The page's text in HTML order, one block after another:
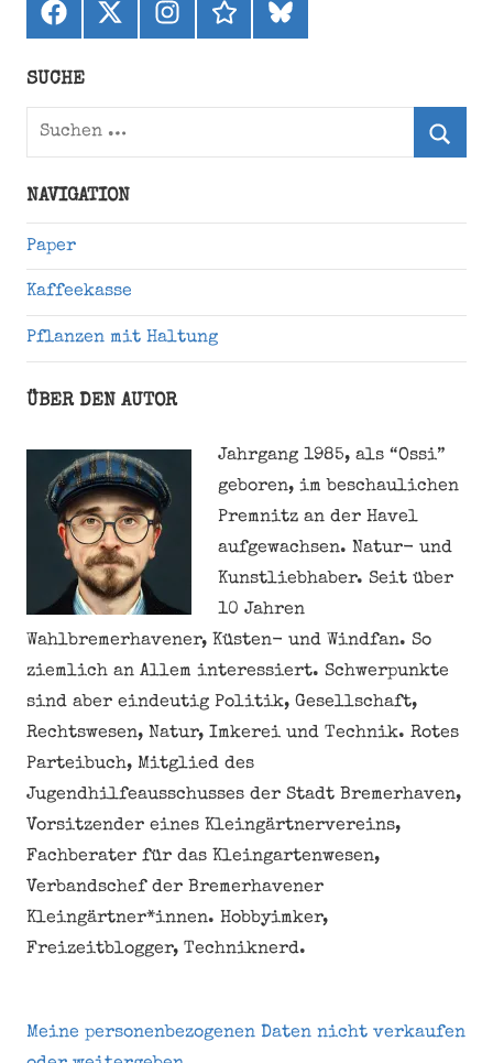
Facebook
X
(ehemals
Instagramthreadsbluesky
SUCHE
Suchen
NAVIGATION
Paper
Kaffeekasse
Pflanzen mit Haltung
ÜBER DEN AUTOR
Jahrgang 1985, als “Ossi”
geboren, im beschaulichen
Premnitz an der Havel
aufgewachsen. Natur- und
Kunstliebhaber. Seit über
10 Jahren
Wahlbremerhavener, Küsten- und Windfan. So
ziemlich an Allem interessiert. Schwerpunkte
sind aber eindeutig Politik, Gesellschaft,
Rechtswesen, Natur, Imkerei und Technik. Rotes
Parteibuch, Mitglied des
Jugendhilfeausschusses der Stadt Bremerhaven,
Vorsitzender eines Kleingärtnervereins,
Fachberater für das Kleingartenwesen,
Verbandschef der Bremerhavener
Kleingärtner*innen. Hobbyimker,
Freizeitblogger, Techniknerd.
Meine personenbezogenen Daten nicht verkaufen